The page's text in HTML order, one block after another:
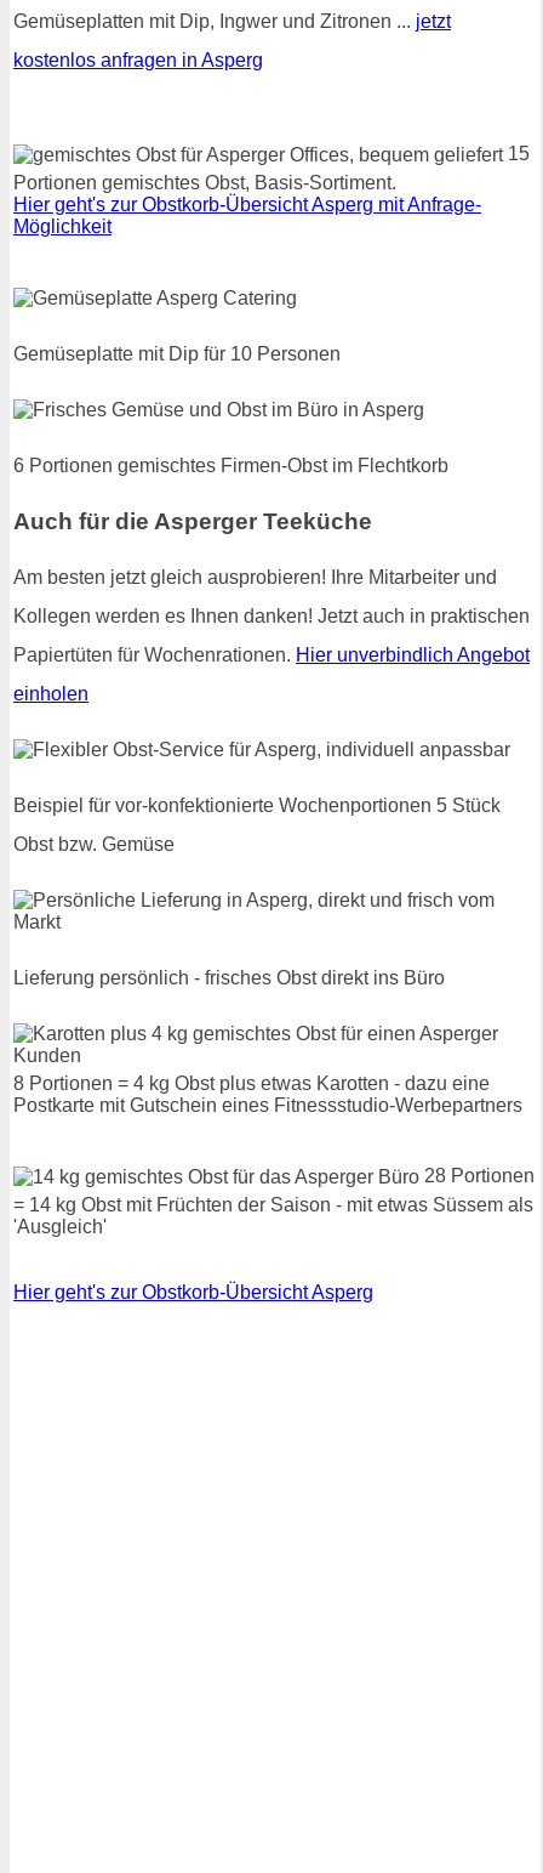
Gemüseplatten mit Dip, Ingwer und Zitronen ... jetzt
kostenlos anfragen in Asperg
15
Portionen gemischtes Obst, Basis-Sortiment.
Hier geht's zur Obstkorb-Übersicht Asperg mit Anfrage-
Möglichkeit
Gemüseplatte mit Dip für 10 Personen
6 Portionen gemischtes Firmen-Obst im Flechtkorb
Auch für die Asperger Teeküche
Am besten jetzt gleich ausprobieren! Ihre Mitarbeiter und
Kollegen werden es Ihnen danken! Jetzt auch in praktischen
Papiertüten für Wochenrationen. Hier unverbindlich Angebot
einholen
Beispiel für vor-konfektionierte Wochenportionen 5 Stück
Obst bzw. Gemüse
Lieferung persönlich - frisches Obst direkt ins Büro
8 Portionen = 4 kg Obst plus etwas Karotten - dazu eine
Postkarte mit Gutschein eines Fitnessstudio-Werbepartners
28 Portionen
= 14 kg Obst mit Früchten der Saison - mit etwas Süssem als
'Ausgleich'
Hier geht's zur Obstkorb-Übersicht Asperg